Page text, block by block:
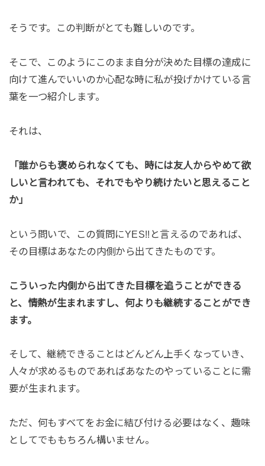
そうです。この判断がとても難しいのです。
そこで、このようにこのまま自分が決めた目標の達成に
向けて進んでいいのか心配な時に私が投げかけている言
葉を一つ紹介します。
それは、
「誰からも褒められなくても、時には友人からやめて欲
しいと言われても、それでもやり続けたいと思えること
か」
という問いで、この質問にYES!!と言えるのであれば、
その目標はあなたの内側から出てきたものです。
こういった内側から出てきた目標を追うことができる
と、情熱が生まれますし、何よりも継続することができ
ます。
そして、継続できることはどんどん上手くなっていき、
人々が求めるものであればあなたのやっていることに需
要が生まれます。
ただ、何もすべてをお金に結び付ける必要はなく、趣味
としてでももちろん構いません。